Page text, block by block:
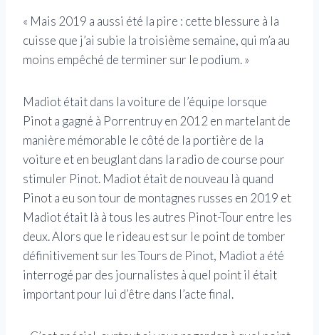
« Mais 2019 a aussi été la pire : cette blessure à la
cuisse que j’ai subie la troisième semaine, qui m’a au
moins empêché de terminer sur le podium. »
Madiot était dans la voiture de l’équipe lorsque
Pinot a gagné à Porrentruy en 2012 en martelant de
manière mémorable le côté de la portière de la
voiture et en beuglant dans la radio de course pour
stimuler Pinot. Madiot était de nouveau là quand
Pinot a eu son tour de montagnes russes en 2019 et
Madiot était là à tous les autres Pinot-Tour entre les
deux. Alors que le rideau est sur le point de tomber
définitivement sur les Tours de Pinot, Madiot a été
interrogé par des journalistes à quel point il était
important pour lui d’être dans l’acte final.